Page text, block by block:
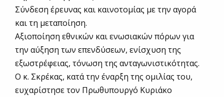
Σύνδεση έρευνας και καινοτομίας με την αγορά
και τη μεταποίηση.
Αξιοποίηση εθνικών και ενωσιακών πόρων για
την αύξηση των επενδύσεων, ενίσχυση της
εξωστρέφειας, τόνωση της ανταγωνιστικότητας.
Ο κ. Σκρέκας, κατά την έναρξη της ομιλίας του,
ευχαρίστησε τον Πρωθυπουργό Κυριάκο